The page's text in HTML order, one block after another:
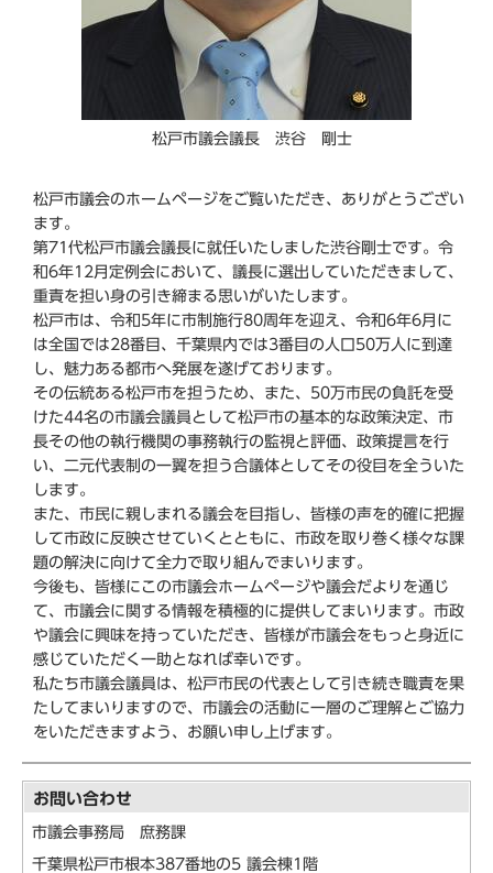
松戸市議会議長 渋谷 剛士
松戸市議会のホームページをご覧いただき、ありがとうござい
ます。
第71代松戸市議会議長に就任いたしました渋谷剛士です。令
和6年12月定例会において、議長に選出していただきまして、
重責を担い身の引き締まる思いがいたします。
松戸市は、令和5年に市制施行80周年を迎え、令和6年6月に
は全国では28番目、千葉県内では3番目の人口50万人に到達
し、魅力ある都市へ発展を遂げております。
その伝統ある松戸市を担うため、また、50万市民の負託を受
けた44名の市議会議員として松戸市の基本的な政策決定、市
長その他の執行機関の事務執行の監視と評価、政策提言を行
い、二元代表制の一翼を担う合議体としてその役目を全ういた
します。
また、市民に親しまれる議会を目指し、皆様の声を的確に把握
して市政に反映させていくとともに、市政を取り巻く様々な課
題の解決に向けて全力で取り組んでまいります。
今後も、皆様にこの市議会ホームページや議会だよりを通じ
て、市議会に関する情報を積極的に提供してまいります。市政
や議会に興味を持っていただき、皆様が市議会をもっと身近に
感じていただく一助となれば幸いです。
私たち市議会議員は、松戸市民の代表として引き続き職責を果
たしてまいりますので、市議会の活動に一層のご理解とご協力
をいただきますよう、お願い申し上げます。
お問い合わせ
市議会事務局 庶務課
千葉県松戸市根本387番地の5 議会棟1階